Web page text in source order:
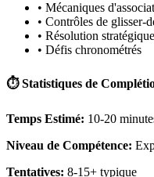
• Mécaniques
• Contrôles de glisser-
• Résolution
• Défis chronométrés
⏱️ Statistiques de
Temps Estimé: 10-20
Niveau de Compétence:
Tentatives: 8-15+ typique